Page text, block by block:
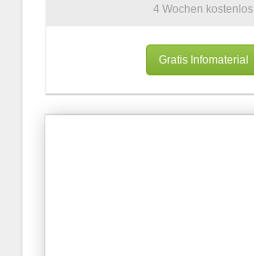
4 Wochen kostenlos
Gratis Infomaterial